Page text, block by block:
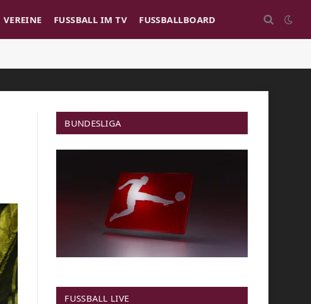
VEREINE FUSSBALL IM TV FUSSBALLBOARD
BUNDESLIGA
FUSSBALL LIVE